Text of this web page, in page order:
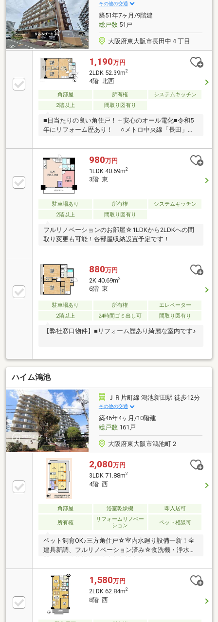
その他の交通
築51年7ヶ月/9階建
総戸数51戸
大阪府東大阪市長田中４丁目
1,190万円
2LDK 52.39m2
4階 北西
角部屋 所有権
システムキッチン
2階以上
間取り図有り
■日当たりの良い角住戸！＋安心のオール電化■令和5
年にリフォーム歴あり！ ○メトロ中央線「長田」駅
生活利便施設が身近に揃う、暮らしに便利な立地
980万円
1LDK 40.69m2
3階 東
駐車場あり 所有権
システムキッチン
2階以上
間取り図有り
フルリノベーションのお部屋☆1LDKから2LDKへの間
取り変更も可能！各部屋収納設置予定です！
880万円
2K 40.69m2
6階 東
駐車場あり 所有権
エレベーター
2階以上
24時間ゴミ出し可 間取り図有り
【弊社窓口物件】■リフォーム歴あり綺麗な室内です♪
ハイム鴻池
ＪＲ片町線 鴻池新田駅 徒歩12分
その他の交通
築46年4ヶ月/10階建
総戸数161戸
大阪府東大阪市鴻池町２
2,080万円
3LDK 71.88m2
4階 西
角部屋 浴室乾燥機 即入居可
所有権
リフォームリノベー
ション
ペット相談可
ペット飼育OK♪三方角住戸☆室内水廻り設備一新！全
建具新調、フルリノベーション済み☆食洗機・浄水
バルコニー☆室内フラット仕様です♪
1,580万円
2LDK 62.84m2
8階 西